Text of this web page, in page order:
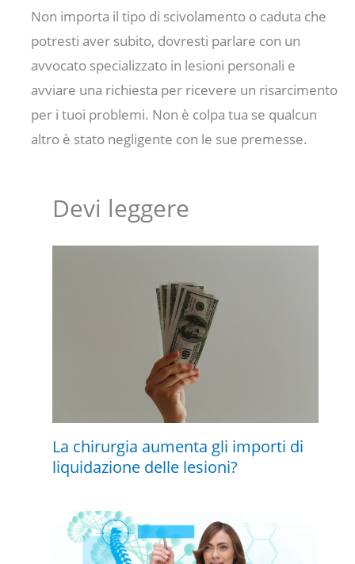
Non importa il tipo di scivolamento o caduta che
potresti aver subito, dovresti parlare con un
avvocato specializzato in lesioni personali e
avviare una richiesta per ricevere un risarcimento
per i tuoi problemi. Non è colpa tua se qualcun
altro è stato negligente con le sue premesse.
Devi leggere
La chirurgia aumenta gli importi di
liquidazione delle lesioni?